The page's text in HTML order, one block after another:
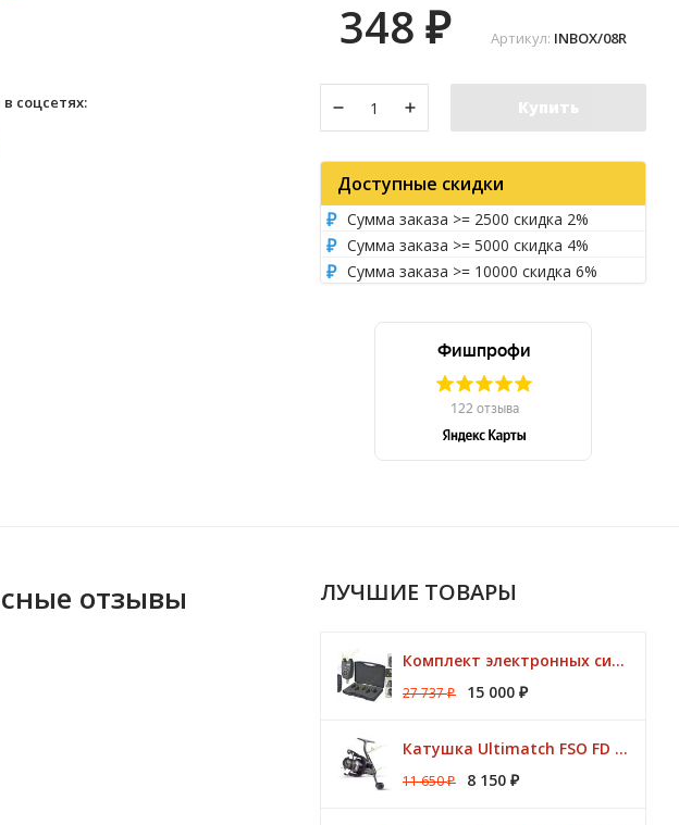
соцсетях:
Артикул: INBOX/08R
348 ₽
Купить
Доступные скидки
Сумма заказа >= 2500 скидка 2%
Сумма заказа >= 5000 скидка 4%
Сумма заказа >= 10000 скидка 6%
ЛУЧШИЕ ТОВАРЫ
Комплект электронных сигнализаторов TRAPER Prestige 4+1
27 737₽ 15 000 ₽
Катушка Ultimatch FSO FD 835 8 подшипников 5,1:1 Browning
11 650₽ 8 150 ₽
отзывы